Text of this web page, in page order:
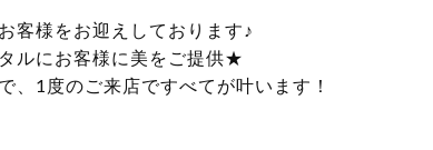
客様をお迎えしております♪
ルにお客様に美をご提供★
、1度のご来店ですべてが叶います！